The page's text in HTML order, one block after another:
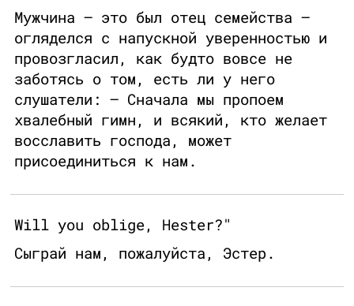
Мужчина – это был отец семейства –
огляделся с напускной уверенностью и
провозгласил, как будто вовсе не
заботясь о том, есть ли у него
слушатели: – Сначала мы пропоем
хвалебный гимн, и всякий, кто желает
восславить господа, может
присоединиться к нам.
Will you oblige, Hester?"
Сыграй нам, пожалуйста, Эстер.